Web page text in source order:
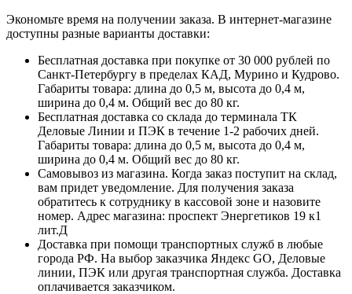
Экономьте время на получении заказа. В интернет-магазине
доступны разные варианты доставки:
Бесплатная доставка при покупке от 30 000 рублей по
Санкт-Петербургу в пределах КАД, Мурино и Кудрово.
Габариты товара: длина до 0,5 м, высота до 0,4 м,
ширина до 0,4 м. Общий вес до 80 кг.
Бесплатная доставка со склада до терминала ТК
Деловые Линии и ПЭК в течение 1-2 рабочих дней.
Габариты товара: длина до 0,5 м, высота до 0,4 м,
ширина до 0,4 м. Общий вес до 80 кг.
Самовывоз из магазина. Когда заказ поступит на склад,
вам придет уведомление. Для получения заказа
обратитесь к сотруднику в кассовой зоне и назовите
номер. Адрес магазина: проспект Энергетиков 19 к1
лит.Д
Доставка при помощи транспортных служб в любые
города РФ. На выбор заказчика Яндекс GO, Деловые
линии, ПЭК или другая транспортная служба. Доставка
оплачивается заказчиком.